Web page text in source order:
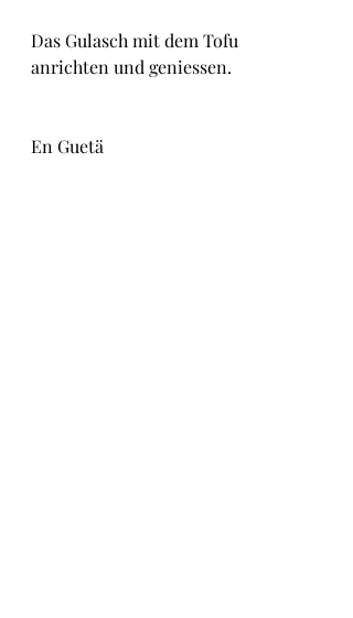
Das Gulasch mit dem Tofu
anrichten und geniessen.
En Guetä